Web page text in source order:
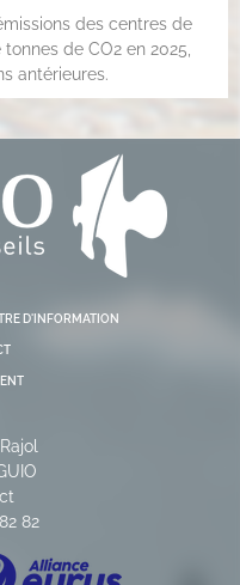
des centres de
de CO2 en 2025,
antérieures.
D'INFORMATION
82